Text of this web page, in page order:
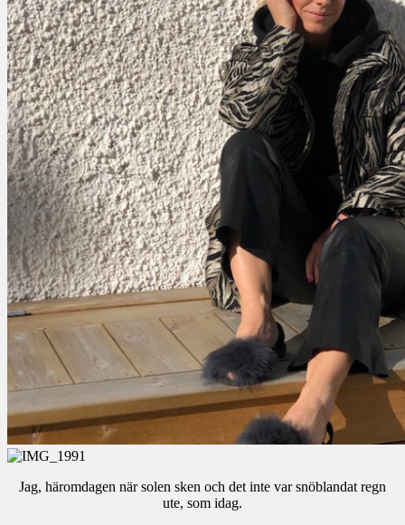
Jag, häromdagen när solen sken och det inte var snöblandat regn
ute, som idag.